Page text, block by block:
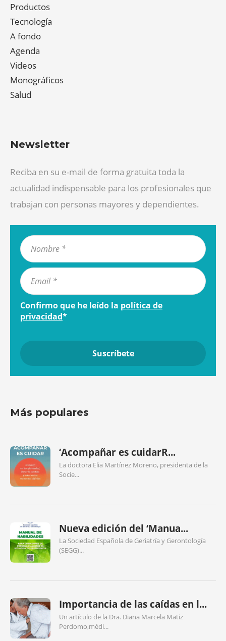
Productos
Tecnología
A fondo
Agenda
Videos
Monográficos
Salud
Newsletter
Reciba en su e-mail de forma gratuita toda la
actualidad indispensable para los profesionales que
trabajan con personas mayores y dependientes.
Confirmo que he leído la política de
privacidad*
Más populares
‘Acompañar es cuidarR...
La doctora Elia Martínez Moreno, presidenta de la
Socie...
Nueva edición del ‘Manua...
La Sociedad Española de Geriatría y Gerontología
(SEGG)...
Importancia de las caídas en l...
Un artículo de la Dra. Diana Marcela Matiz
Perdomo,médi...